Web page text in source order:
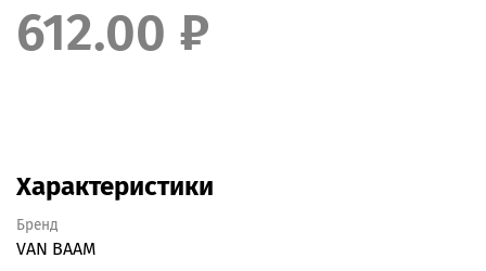
612.00 ₽
Характеристики
Бренд
VAN BAAM